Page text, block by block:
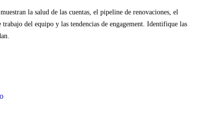
la salud de las cuentas, el pipeline de renovaciones, el
del equipo y las tendencias de engagement. Identifique las